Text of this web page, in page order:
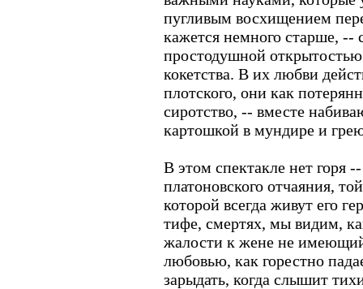
пугливым восхищением
кажется немного старше, --
простодушной
кокетства. В их любви
плотского, они как
сиротство, -- вместе
картошкой в мундире и
В этом спектакле нет горя
платоновского отчаяния,
которой всегда живут его
тифе, смертях, мы видим,
жалости к жене не
любовью, как горестно
зарыдать, когда слышит